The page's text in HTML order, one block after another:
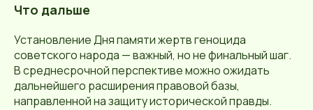
Что дальше
Установление Дня памяти жертв геноцида
советского народа — важный, но не финальный шаг.
В среднесрочной перспективе можно ожидать
дальнейшего расширения правовой базы,
направленной на защиту исторической правды.